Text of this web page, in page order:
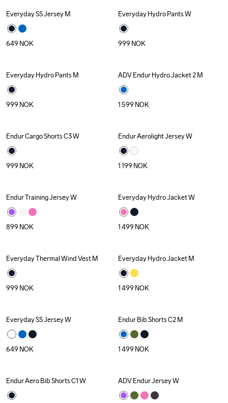
Everyday SS Jersey M
649 NOK
Everyday Hydro Pants W
999 NOK
Everyday Hydro Pants M
999 NOK
ADV Endur Hydro Jacket 2 M
1 599 NOK
Endur Cargo Shorts C3 W
999 NOK
Endur Aerolight Jersey W
1 199 NOK
Endur Training Jersey W
899 NOK
Everyday Hydro Jacket W
1 499 NOK
Everyday Thermal Wind Vest M
999 NOK
Everyday Hydro Jacket M
1 499 NOK
Everyday SS Jersey W
649 NOK
Endur Bib Shorts C2 M
1 499 NOK
Endur Aero Bib Shorts C1 W ADV Endur Jersey W